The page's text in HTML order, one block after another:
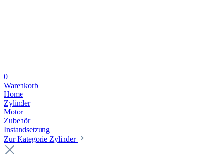
0
Warenkorb
Home
Zylinder
Motor
Zubehör
Instandsetzung
Zur Kategorie Zylinder